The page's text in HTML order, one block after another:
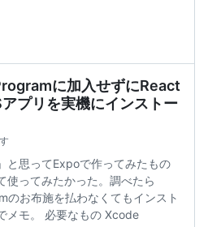
に加入せずにReact
プリを実機にインストー
と思ってExpoで作ってみたもの
使ってみたかった。調べたら
お布施を払わなくてもインスト
メモ。 必要なもの Xcode